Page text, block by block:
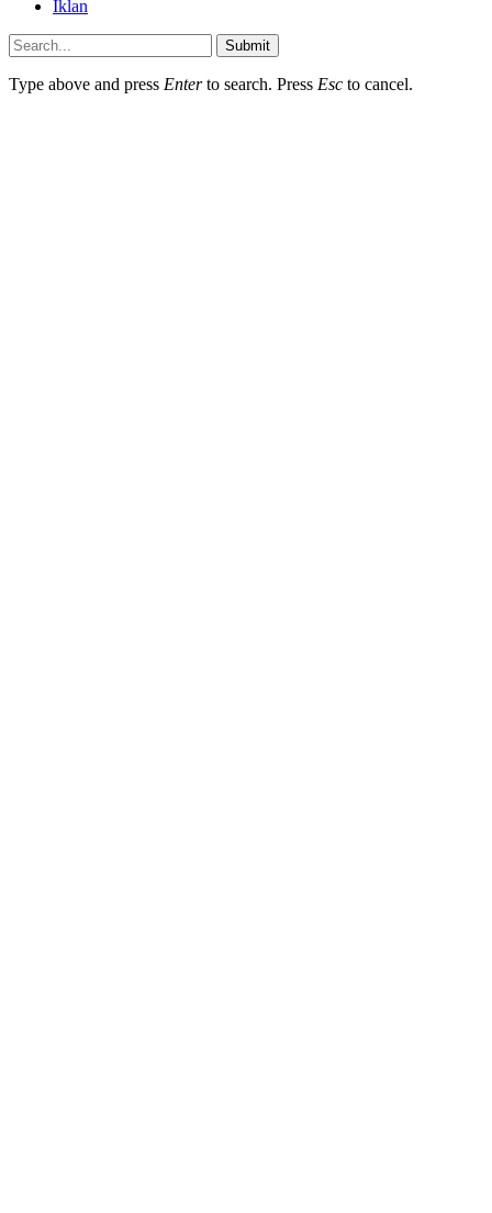
Iklan
Submit
Type above and press Enterto search. Press Esc to cancel.